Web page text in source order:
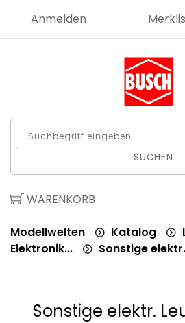
Anmelden
SUCHEN
WARENKORB
Modellwelten Katalog
Elektronik...
Sonstige
Sonstige elektr.